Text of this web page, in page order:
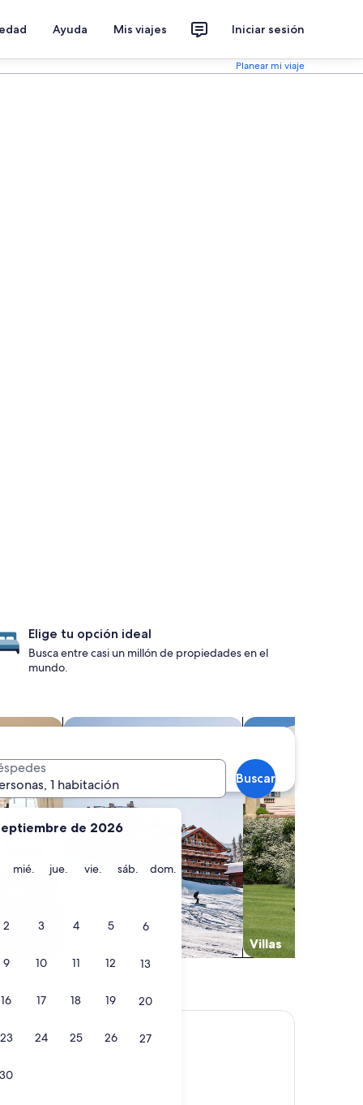
Ayuda Mis viajes Iniciar sesión
Planear mi viaje
de 2026
martes
mié. miércoles
jue. jueves
vie. viernes
sáb. sábado
dom. domingo
2 3 4 5 6
9 10 11 12 13
16 17 18 19 20
23 24 25 26 27
30
1 habitación
Buscar
Elige tu opción ideal
Busca entre casi un millón de propiedades en el
mundo.
Buscar chalets
Villas
Buscar villas